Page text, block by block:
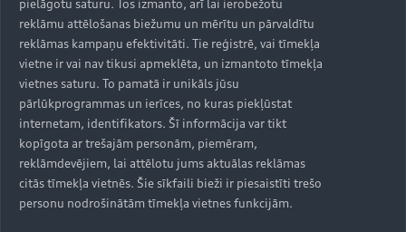
pielāgotu saturu. Tos izmanto, arī lai ierobežotu
reklāmu attēlošanas biežumu un mērītu un pārvaldītu
reklāmas kampaņu efektivitāti. Tie reģistrē, vai tīmekļa
vietne ir vai nav tikusi apmeklēta, un izmantoto tīmekļa
vietnes saturu. To pamatā ir unikāls jūsu
pārlūkprogrammas un ierīces, no kuras piekļūstat
internetam, identifikators. Šī informācija var tikt
kopīgota ar trešajām personām, piemēram,
reklāmdevējiem, lai attēlotu jums aktuālas reklāmas
citās tīmekļa vietnēs. Šie sīkfaili bieži ir piesaistīti trešo
personu nodrošinātām tīmekļa vietnes funkcijām.